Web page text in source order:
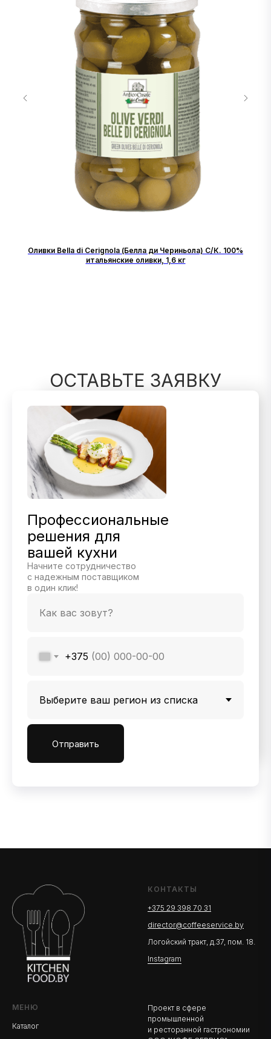
Оливки Bella di Cerignola (Белла ди Чериньола) С/К. 100%
итальянские оливки, 1,6 кг
ОСТАВЬТЕ ЗАЯВКУ
Профессиональные
решения для
вашей кухни
Начните сотрудничество
с надежным поставщиком
в один клик!
+375
Отправить
КОНТАКТЫ
+375 29 398 70 31
director@coffeeservice.by
Логойский тракт, д.37, пом. 18.
Instagram
МЕНЮ
Каталог
Проект в сфере
промышленной
и ресторанной гастрономии